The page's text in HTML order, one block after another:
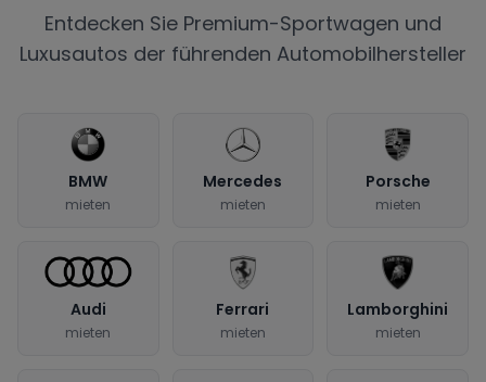
Entdecken Sie Premium-Sportwagen und
Luxusautos der führenden Automobilhersteller
BMW
mieten
Mercedes
mieten
Porsche
mieten
Audi
mieten
Ferrari
mieten
Lamborghini
mieten